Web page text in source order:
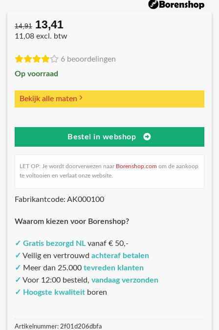
14,91 Oorspronkelijke
prijs
€14,91.
13,41
prijs
€13,41.
11,08 excl. btw
6 beoordelingen
Op voorraad
Bekijk alle maten
Bestel in webshop
LET OP: Je wordt doorverwezen naar Borenshop.com om de aankoop
te voltooien en verlaat onze website.
Fabrikantcode: AK000100
Waarom kiezen voor Borenshop?
✓ Gratis bezorgd NL vanaf € 50,-
✓ Veilig en vertrouwd achteraf betalen
✓ Meer dan 25.000 tevreden klanten
✓ Voor 12:00 besteld, vandaag verzonden
✓ Hoogste kwaliteit boren
Artikelnummer: 2f01d206dbfa